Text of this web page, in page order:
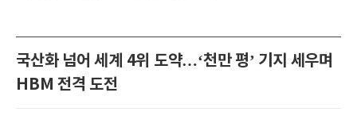
국산화 넘어 세계 4위 도약…‘천만 평’ 기지 세우며
HBM 전격 도전